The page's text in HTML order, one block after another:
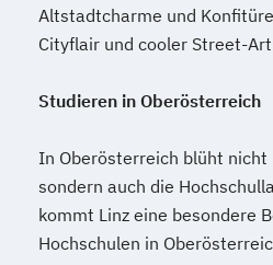
Master of Business
Mediation und
Medienmanagement
Medizinische Informatik
Modemanagement
Altstadtcharme und
Cityflair und cooler Street-
Studieren in Oberösterreich
In Oberösterreich blüht nicht
sondern auch die
kommt Linz eine besondere
Hochschulen in